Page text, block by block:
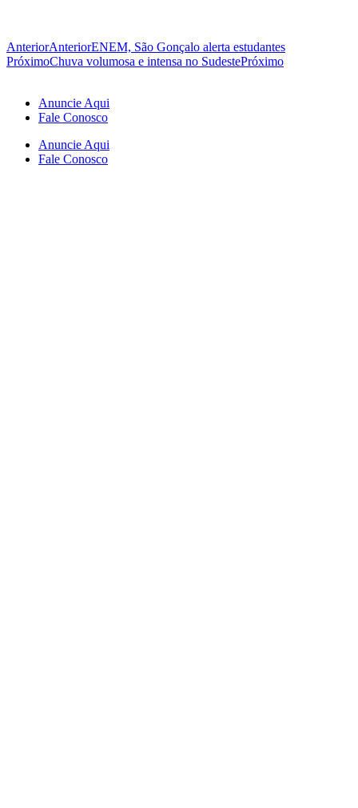
AnteriorAnteriorENEM, São Gonçalo alerta estudantes
PróximoChuva volumosa e intensa no SudestePróximo
Anuncie Aqui
Fale Conosco
Anuncie Aqui
Fale Conosco